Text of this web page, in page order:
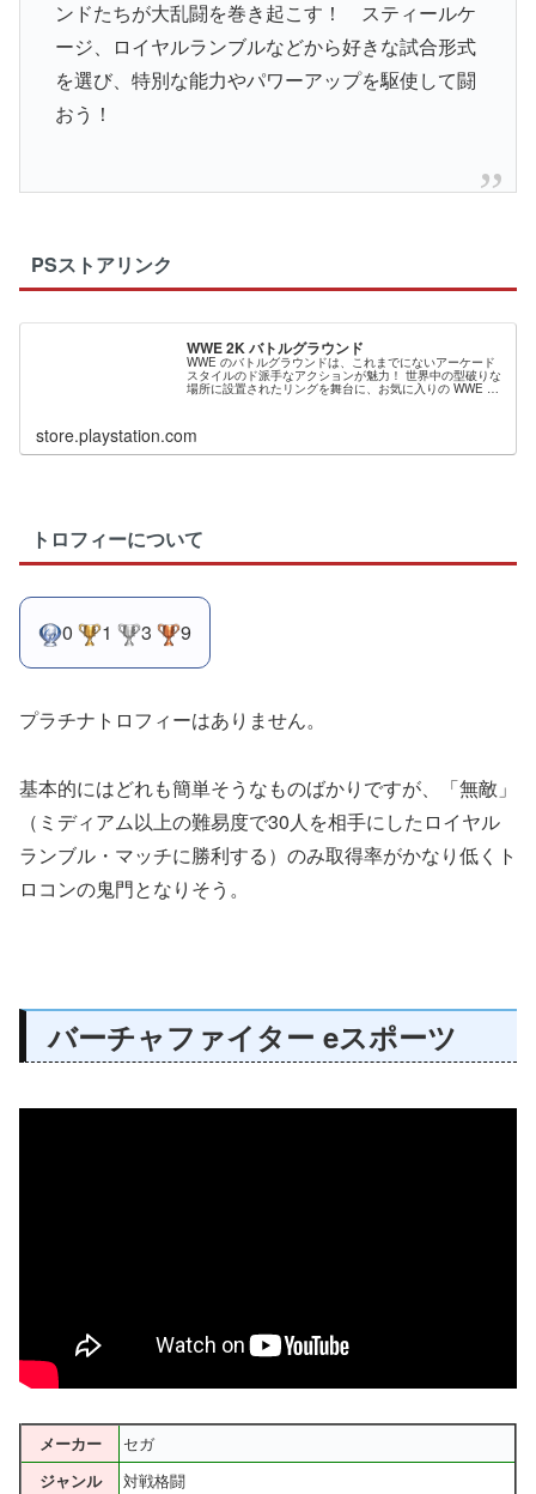
ンドたちが大乱闘を巻き起こす！ スティールケ
ージ、ロイヤルランブルなどから好きな試合形式
を選び、特別な能力やパワーアップを駆使して闘
おう！
PSストアリンク
WWE 2K バトルグラウンド
WWE のバトルグラウンドは、これまでにないアーケード
スタイルのド派手なアクションが魅力！ 世界中の型破りな
場所に設置されたリングを舞台に、お気に入りの WWE ス
ーパースターやレジェンドたちが大乱闘を巻き起こしま
store.playstation.com
トロフィーについて
0 1 3 9
プラチナトロフィーはありません。
基本的にはどれも簡単そうなものばかりですが、「無敵」
（ミディアム以上の難易度で30人を相手にしたロイヤル
ランブル・マッチに勝利する）のみ取得率がかなり低くト
ロコンの鬼門となりそう。
バーチャファイター eスポーツ
メーカー セガ
ジャンル 対戦格闘